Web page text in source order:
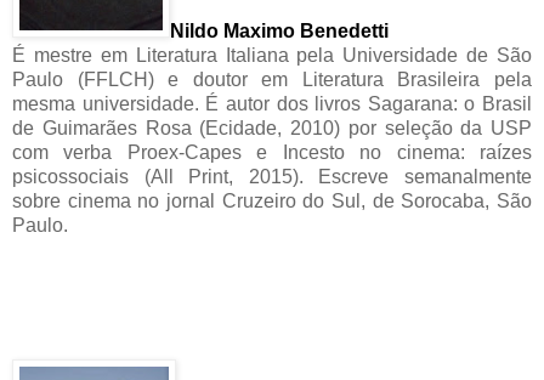
Nildo Maximo Benedetti
É mestre em Literatura Italiana pela Universidade de São
Paulo (FFLCH) e doutor em Literatura Brasileira pela
mesma universidade. É autor dos livros Sagarana: o Brasil
de Guimarães Rosa (Ecidade, 2010) por seleção da USP
com verba Proex-Capes e Incesto no cinema: raízes
psicossociais (All Print, 2015). Escreve semanalmente
sobre cinema no jornal Cruzeiro do Sul, de Sorocaba, São
Paulo.